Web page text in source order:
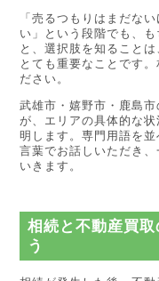
「売るつもりはまだな
い」という段階でも、
と、選択肢を知ること
とても重要なことです
ださい。
武雄市・嬉野市・鹿島
が、エリアの具体的な
明します。専門用語を
言葉でお話しいただき
いきます。
相続と不動産買
う